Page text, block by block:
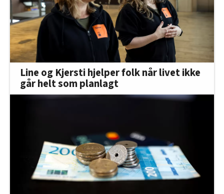
Line og Kjersti hjelper folk når livet ikke
går helt som planlagt